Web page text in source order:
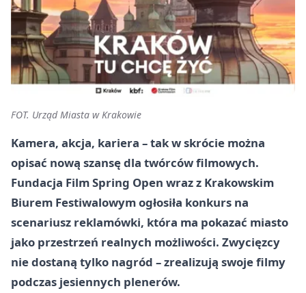
FOT. Urząd Miasta w Krakowie
Kamera, akcja, kariera – tak w skrócie można
opisać nową szansę dla twórców filmowych.
Fundacja Film Spring Open wraz z Krakowskim
Biurem Festiwalowym ogłosiła konkurs na
scenariusz reklamówki, która ma pokazać miasto
jako przestrzeń realnych możliwości. Zwycięzcy
nie dostaną tylko nagród – zrealizują swoje filmy
podczas jesiennych plenerów.